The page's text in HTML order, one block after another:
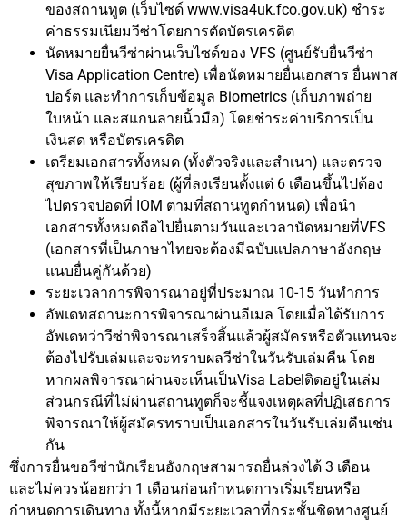
ของสถานทูต (เว็บไซด์ www.visa4uk.fco.gov.uk) ชำระ
ค่าธรรมเนียมวีซ่าโดยการตัดบัตรเครดิต
นัดหมายยื่นวีซ่าผ่านเว็บไซด์ของ VFS (ศูนย์รับยื่นวีซ่า
Visa Application Centre) เพื่อนัดหมายยื่นเอกสาร ยื่นพาส
ปอร์ต และทำการเก็บข้อมูล Biometrics (เก็บภาพถ่าย
ใบหน้า และสแกนลายนิ้วมือ) โดยชำระค่าบริการเป็น
เงินสด หรือบัตรเครดิต
เตรียมเอกสารทั้งหมด (ทั้งตัวจริงและสำเนา) และตรวจ
สุขภาพให้เรียบร้อย (ผู้ที่ลงเรียนตั้งแต่ 6 เดือนขึ้นไปต้อง
ไปตรวจปอดที่ IOM ตามที่สถานทูตกำหนด) เพื่อนำ
เอกสารทั้งหมดถือไปยื่นตามวันและเวลานัดหมายที่VFS
(เอกสารที่เป็นภาษาไทยจะต้องมีฉบับแปลภาษาอังกฤษ
แนบยื่นคู่กันด้วย)
ระยะเวลาการพิจารณาอยู่ที่ประมาณ 10-15 วันทำการ
อัพเดทสถานะการพิจารณาผ่านอีเมล โดยเมื่อได้รับการ
อัพเดทว่าวีซ่าพิจารณาเสร็จสิ้นแล้วผู้สมัครหรือตัวแทนจะ
ต้องไปรับเล่มและจะทราบผลวีซ่าในวันรับเล่มคืน โดย
หากผลพิจารณาผ่านจะเห็นเป็นVisa Labelติดอยู่ในเล่ม
ส่วนกรณีที่ไม่ผ่านสถานทูตก็จะชี้แจงเหตุผลที่ปฏิเสธการ
พิจารณาให้ผู้สมัครทราบเป็นเอกสารในวันรับเล่มคืนเช่น
กัน
ซึ่งการยื่นขอวีซ่านักเรียนอังกฤษสามารถยื่นล่วงได้ 3 เดือน
และไม่ควรน้อยกว่า 1 เดือนก่อนกำหนดการเริ่มเรียนหรือ
กำหนดการเดินทาง ทั้งนี้หากมีระยะเวลาที่กระชั้นชิดทางศูนย์